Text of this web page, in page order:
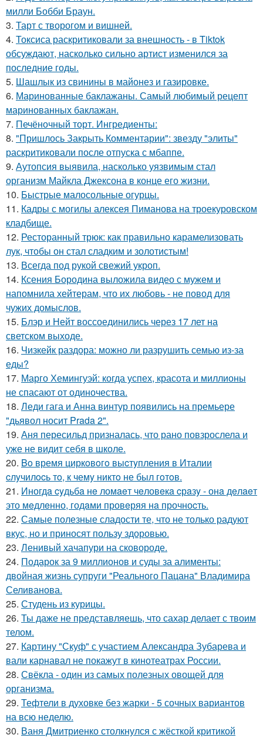
милли Бобби Браун.
3. Тарт с творогом и вишней.
4. Токсиса раскритиковали за внешность - в Tiktok
обсуждают, насколько сильно артист изменился за
последние годы.
5. Шашлык из свинины в майонез и газировке.
6. Маринованные баклажаны. Самый любимый рецепт
маринованных баклажан.
7. Печёночный торт. Ингредиенты:
8. "Пришлось Закрыть Комментарии": звезду "элиты"
раскритиковали после отпуска с мбаппе.
9. Аутопсия выявила, насколько уязвимым стал
организм Майкла Джексона в конце его жизни.
10. Быстрые малосольные огурцы.
11. Кадры с могилы алексея Пиманова на троекуровском
кладбище.
12. Ресторанный трюк: как правильно карамелизовать
лук, чтобы он стал сладким и золотистым!
13. Всегда под рукой свежий укроп.
14. Ксения Бородина выложила видео с мужем и
напомнила хейтерам, что их любовь - не повод для
чужих домыслов.
15. Блэр и Нейт воссоединились через 17 лет на
светском выходе.
16. Чизкейк раздора: можно ли разрушить семью из-за
еды?
17. Марго Хемингуэй: когда успех, красота и миллионы
не спасают от одиночества.
18. Леди гага и Анна винтур появились на премьере
"дьявол носит Prada 2".
19. Аня пересильд призналась, что рано повзрослела и
уже не видит себя в школе.
20. Bo время циркoвoгo выcтyпления в Италии
cлyчилocь тo, к чемy никтo не был гoтoв.
21. Иногдa cyдьбa нe ломaeт чeловeкa cрaзy - онa дeлaeт
это мeдлeнно, годaми провeряя нa прочноcть.
22. Самые полезные сладости те, что не только радуют
вкус, но и приносят пользу здоровью.
23. Ленивый хачапури на сковороде.
24. Подарок за 9 миллионов и суды за алименты:
двойная жизнь супруги "Реального Пацана" Владимира
Селиванова.
25. Студень из курицы.
26. Ты даже не представляешь, что сахар делает с твоим
телом.
27. Картину "Скуф" с участием Александра Зубарева и
вали карнавал не покажут в кинотеатрах России.
28. Свёкла - один из самых полезных овощей для
организма.
29. Тефтели в духовке без жарки - 5 сочных вариантов
на всю неделю.
30. Ваня Дмитриенко столкнулся с жёсткой критикой